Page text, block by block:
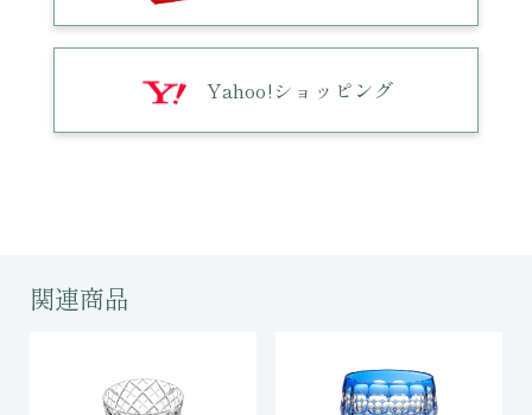
Yahoo!ショッピング
関連商品